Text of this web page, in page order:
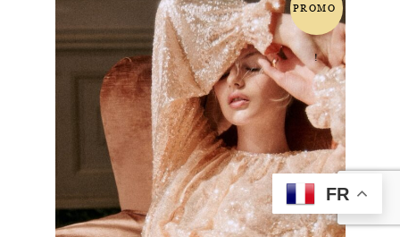
170.00 €.85.00 €.PROMO
!
FR